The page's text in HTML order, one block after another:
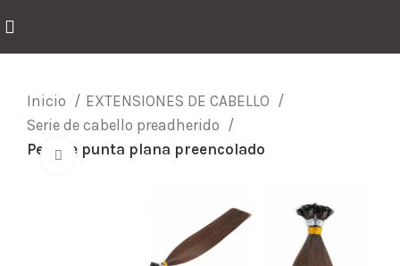
Inicio
EXTENSIONES DE CABELLO
Serie de cabello preadherido
Pelo de punta plana preencolado
Click para agrandar